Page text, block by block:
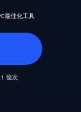
最佳化工具
億次